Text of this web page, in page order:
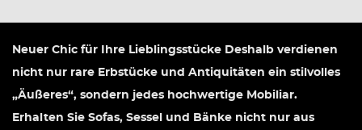
Neuer Chic für Ihre Lieblingsstücke Deshalb verdienen
nicht nur rare Erbstücke und Antiquitäten ein stilvolles
„Äußeres“, sondern jedes hochwertige Mobiliar.
Erhalten Sie Sofas, Sessel und Bänke nicht nur aus